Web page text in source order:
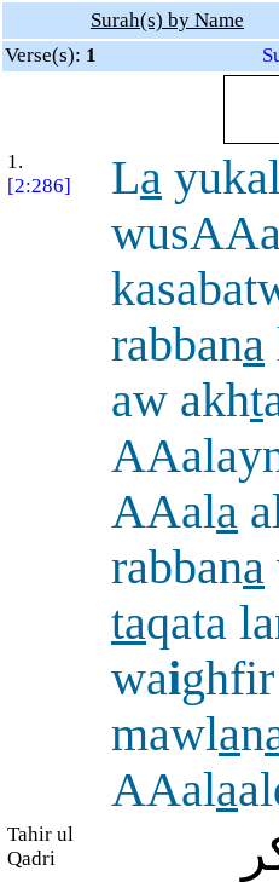
Surah(s) by Name
Verse(s): 1
1.
[2:286]
La
rabbana
aw akht
AAala
rabbana
taqata
wai
mawlan
AAala
Tahir ul
Qadri